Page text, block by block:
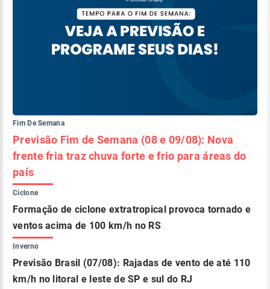
Fim De Semana
Previsão Fim de Semana (08 e 09/08): Nova
frente fria traz chuva forte e frio para áreas do
país
Ciclone
Formação de ciclone extratropical provoca tornado e
ventos acima de 100 km/h no RS
Inverno
Previsão Brasil (07/08): Rajadas de vento de até 110
km/h no litoral e leste de SP e sul do RJ